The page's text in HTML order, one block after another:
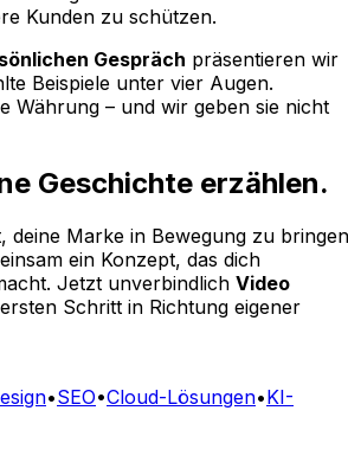
Kunden zu schützen.
Gespräch präsentieren wir
Beispiele unter vier Augen.
Währung – und wir geben sie nicht
Geschichte erzählen.
deine Marke in Bewegung zu
ein Konzept, das dich
Jetzt unverbindlich Video
Schritt in Richtung eigener
•SEO•Cloud-Lösungen•KI-